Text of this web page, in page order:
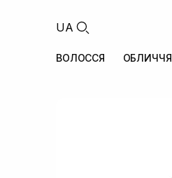
UA
ВОЛОССЯ ОБЛИЧЧЯ